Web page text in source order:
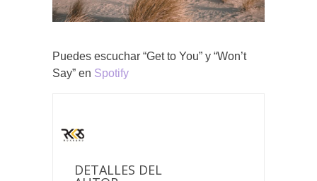
Puedes escuchar “Get to You” y “Won’t
Say” en Spotify
DETALLES DEL